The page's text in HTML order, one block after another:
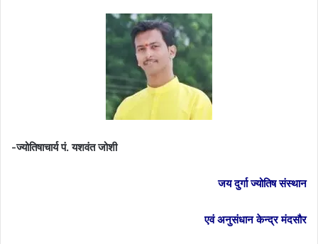
-ज्योतिषाचार्य पं. यशवंत जोशी
जय दुर्गा ज्योतिष संस्थान
एवं अनुसंधान केन्द्र मंदसौर